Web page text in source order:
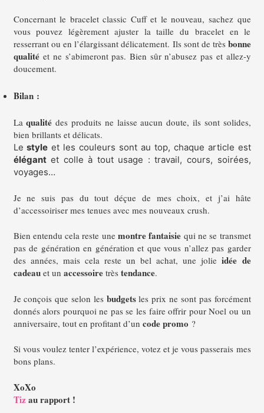
Concernant le bracelet classic Cuff et le nouveau, sachez que
vous pouvez légèrement ajuster la taille du bracelet en le
resserrant ou en l’élargissant délicatement. Ils sont de très bonne
qualitéet ne s’abimeront pas. Bien sûr n’abusez pas et allez-y
doucement.
Bilan :
Laqualité des produits ne laisse aucun doute, ils sont solides,
bien brillants et délicats.
Lestyle et les couleurs sont au top, chaque article est
élégantet colle à tout usage : travail, cours, soirées,
voyages…
Je ne suis pas du tout déçue de mes choix, et j’ai hâte
d’accessoiriser mes tenues avec mes nouveaux crush.
Bien entendu cela reste une montre fantaisie qui ne se transmet
pas de génération en génération et que vous n’allez pas garder
des années, mais cela reste un bel achat, une jolieidée de
cadeauet un accessoiretrès tendance.
Je conçois que selon les budgetsles prix ne sont pas forcément
donnés alors pourquoi ne pas se les faire offrir pour Noel ou un
anniversaire, tout en profitant d’un code promo ?
Si vous voulez tenter l’expérience, votez et je vous passerais mes
bons plans.
XoXo
Tizau rapport !